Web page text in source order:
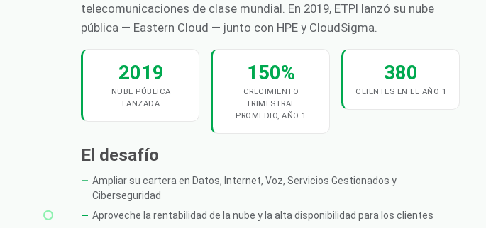
telecomunicaciones de clase mundial. En 2019, ETPI lanzó su nube
pública — Eastern Cloud — junto con HPE y CloudSigma.
2019
NUBE PÚBLICA
LANZADA
150%
CRECIMIENTO
TRIMESTRAL
PROMEDIO, AÑO 1
380
CLIENTES EN EL AÑO 1
El desafío
Ampliar su cartera en Datos, Internet, Voz, Servicios Gestionados y
Ciberseguridad
Aproveche la rentabilidad de la nube y la alta disponibilidad para los clientes